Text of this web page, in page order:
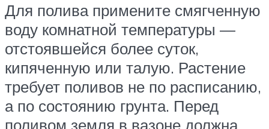
Для полива примените смягченную
воду комнатной температуры —
отстоявшейся более суток,
кипяченную или талую. Растение
требует поливов не по расписанию,
а по состоянию грунта. Перед
поливом земля в вазоне должна